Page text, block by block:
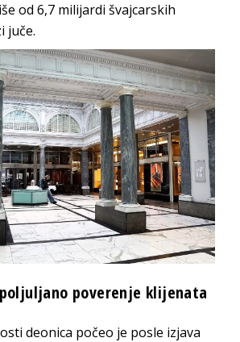
od 6,7 milijardi švajcarskih
juče.
poverenje klijenata
deonica počeo je posle izjava